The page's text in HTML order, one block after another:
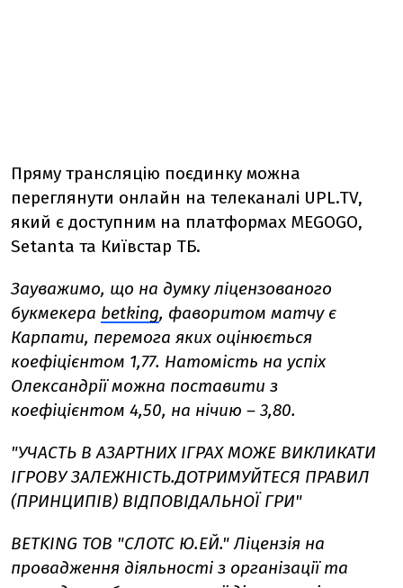
Пряму трансляцію поєдинку можна
переглянути онлайн на телеканалі UPL.TV,
який є доступним на платформах MEGOGO,
Setanta та Київстар ТБ.
Зауважимо, що на думку ліцензованого
букмекера betking, фаворитом матчу є
Карпати, перемога яких оцінюється
коефіцієнтом 1,77. Натомість на успіх
Олександрії можна поставити з
коефіцієнтом 4,50, на нічию – 3,80.
"УЧАСТЬ В АЗАРТНИХ ІГРАХ МОЖЕ ВИКЛИКАТИ
ІГРОВУ ЗАЛЕЖНІСТЬ.ДОТРИМУЙТЕСЯ ПРАВИЛ
(ПРИНЦИПІВ) ВІДПОВІДАЛЬНОЇ ГРИ"
BETKING ТОВ "СЛОТС Ю.ЕЙ." Ліцензія на
провадження діяльності з організації та